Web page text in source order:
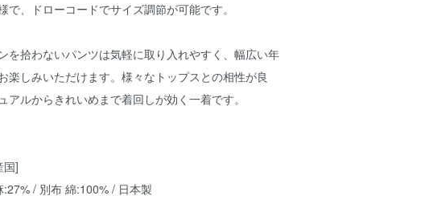
で、ドローコードでサイズ調節が可能です。
を拾わないパンツは気軽に取り入れやすく、幅広い年
楽しみいただけます。様々なトップスとの相性が良
アルからきれいめまで着回しが効く一着です。
国]
:27% / 別布 綿:100% / 日本製